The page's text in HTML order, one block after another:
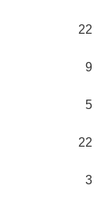
22
9
5
22
3